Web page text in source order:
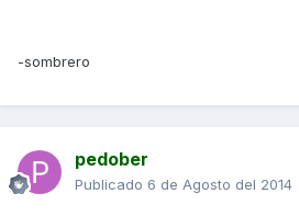
-sombrero
pedober
Publicado 6 de Agosto del 2014